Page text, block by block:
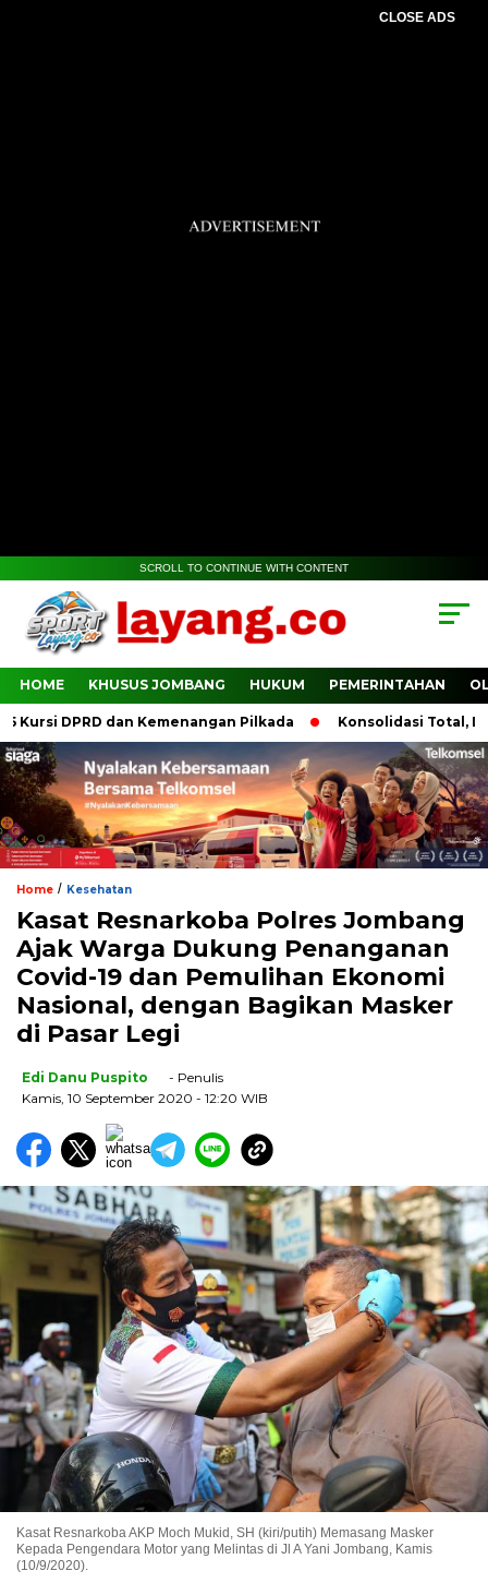
CLOSE ADS
SCROLL TO CONTINUE WITH CONTENT
HOME KHUSUS JOMBANG HUKUM PEMERINTAHAN
DPRD dan Kemenangan Pilkada Konsolidasi Total, DPP
Home / Kesehatan
Kasat Resnarkoba Polres Jombang
Ajak Warga Dukung Penanganan
Covid-19 dan Pemulihan Ekonomi
Nasional, dengan Bagikan Masker
di Pasar Legi
Edi Danu Puspito
- Penulis
Kamis, 10 September 2020 - 12:20 WIB
Kasat Resnarkoba AKP Moch Mukid, SH (kiri/putih) Memasang Masker
Kepada Pengendara Motor yang Melintas di Jl A Yani Jombang, Kamis
(10/9/2020).